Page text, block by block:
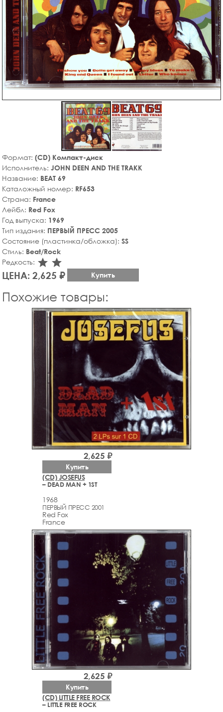
Формат: (CD) Компакт-диск
Исполнитель: JOHN DEEN AND THE TRAKK
Название: BEAT 69
Каталожный номер: RF653
Страна: France
Лейбл: Red Fox
Год выпуска: 1969
Тип издания: ПЕРВЫЙ ПРЕСС 2005
Состояние (пластинка/обложка): SS
Стиль: Beat/Rock
Редкость: star_rate
star_rate
ЦЕНА: 2,625 ₽ Купить
Похожие товары:
(CD) JOSEFUS
– DEAD MAN + 1ST
1968
ПЕРВЫЙ ПРЕСС 2001
Red Fox
France
2,625 ₽
Купить
(CD) LITTLE FREE ROCK
– LITTLE FREE ROCK
2,625 ₽
Купить